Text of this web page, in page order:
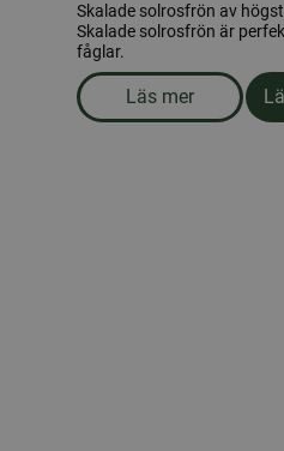
Skalade solrosfrön av
Skalade solrosfrön är
fåglar.
Läs mer
om